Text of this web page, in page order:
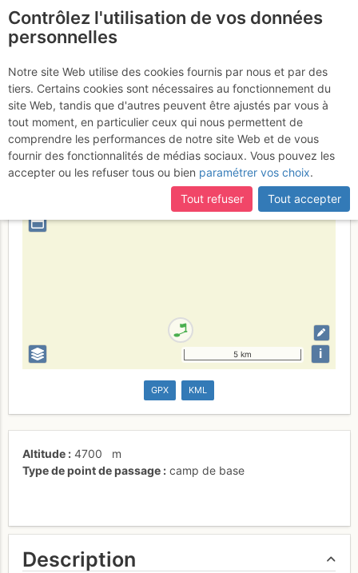
Laguna Chiar Cota
Bolivia
+
–
5 km i
GPX KML
Altitude 4700
m
Type de point de passage
camp de base
Description
Contrôlez l'utilisation de vos données
personnelles
Notre site Web utilise des cookies fournis par nous et par des
tiers. Certains cookies sont nécessaires au fonctionnement du
site Web, tandis que d'autres peuvent être ajustés par vous à
tout moment, en particulier ceux qui nous permettent de
comprendre les performances de notre site Web et de vous
fournir des fonctionnalités de médias sociaux. Vous pouvez les
accepter ou les refuser tous ou bien paramétrer vos choix.
Tout refuser
Tout accepter